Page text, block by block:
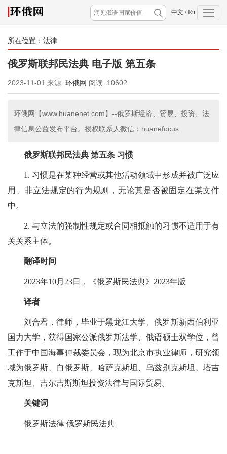
中文 / Ru
所在位置： 法律
俄罗斯联邦民法典 电子版 第五条
2023-11-01 来源: 环俄网 阅读: 10602
环俄网【www.huanenet.com】--俄罗斯经济、贸易、投资、法
律信息公益发布平台。授权联系人微信：huanefocus
俄罗斯联邦民法典 第五条 习惯
1. 习惯是在某种经营或其他活动领域中形成并被广泛应
用、非立法规定的行为规则，无论其是否被固定在某文件
中。
2. 与立法的强制性规定或合同相抵触的习惯不适用于有
关关系主体。
翻译时间
2023年10月23日，《俄罗斯民法典》2023年版
译者
刘合君，律师，毕业于黑龙江大学、俄罗斯新西伯利亚
国力大学，获得国家公派俄罗斯法学、俄语硕士双学位，曾
工作于中国海事仲裁委员会，现为北京市执业律师，研究领
域为俄罗斯、白俄罗斯、哈萨克斯坦、乌兹别克斯坦、塔吉
克斯坦、吉尔吉斯斯坦投资法律与国际贸易。
关键词
俄罗斯法律 俄罗斯民法典